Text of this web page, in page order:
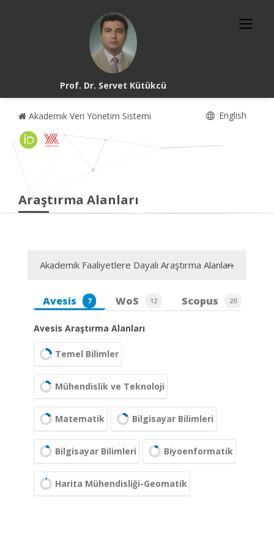
Prof. Dr. Servet Kütükcü
Akademik Veri Yönetim Sistemi English
Araştırma Alanları
Akademik Faaliyetlere Dayalı Araştırma Alanları
Avesis 7 WoS 12 Scopus 20
Avesis Araştırma Alanları
Temel Bilimler
Mühendislik ve Teknoloji
Matematik Bilgisayar Bilimleri
Bilgisayar Bilimleri Biyoenformatik
Harita Mühendisliği-Geomatik